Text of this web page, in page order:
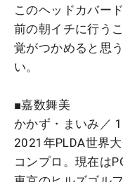
このヘッドカバー
前の朝イチに行う
覚がつかめると思
い。
■嘉数舞美
かかず・まいみ／
2021年PLDA世界
コンプロ。現在は